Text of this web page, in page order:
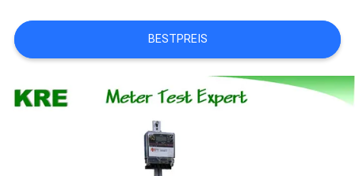
SIE
EIN
BESTPREIS